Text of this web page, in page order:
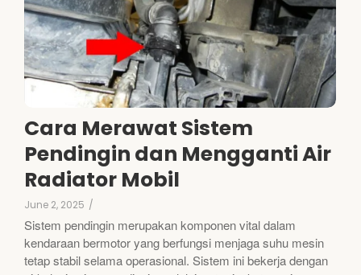
Cara Merawat Sistem
Pendingin dan Mengganti Air
Radiator Mobil
June 2, 2025 /
Sistem pendingin merupakan komponen vital dalam
kendaraan bermotor yang berfungsi menjaga suhu mesin
tetap stabil selama operasional. Sistem ini bekerja dengan